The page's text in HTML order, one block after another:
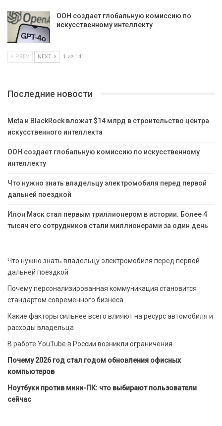
ООН создает глобальную комиссию по
искусственному интеллекту
PREV NEXT 1 из 141
Последние новости
Meta и BlackRock вложат $14 млрд в строительство центра
искусственного интеллекта
ООН создает глобальную комиссию по искусственному
интеллекту
Что нужно знать владельцу электромобиля перед первой
дальней поездкой
Илон Маск стал первым триллионером в истории. Более 4
тысяч его сотрудников стали миллионерами за один день
Что нужно знать владельцу электромобиля перед первой
дальней поездкой
Почему персонализированная коммуникация становится
стандартом современного бизнеса
Какие факторы сильнее всего влияют на ресурс автомобиля и
расходы владельца
В работе YouTube в России возникли ограничения
Почему 2026 год стал годом обновления офисных
компьютеров
Ноутбуки против мини-ПК: что выбирают пользователи
сейчас